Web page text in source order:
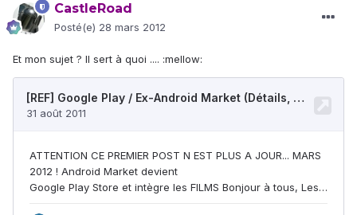
CastleRoad
Posté(e) 28 mars 2012
Et mon sujet ? Il sert à quoi .... :mellow: